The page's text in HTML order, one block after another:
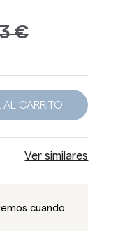
€
AL CARRITO
Ver similares
cuando